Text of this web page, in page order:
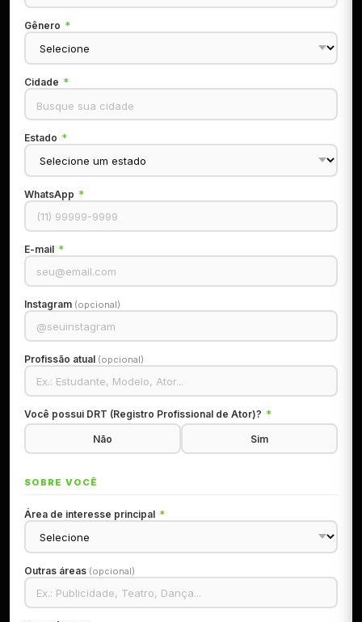
Gênero *
Cidade *
Estado *
WhatsApp *
E-mail *
Instagram (opcional)
Profissão atual (opcional)
Você possui DRT (Registro Profissional de Ator)? *
Não Sim
SOBRE VOCÊ
Área de interesse principal *
Outras áreas (opcional)